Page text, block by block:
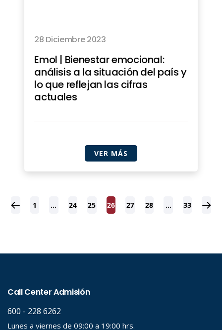
28 Diciembre 2023
Emol | Bienestar emocional:
análisis a la situación del país y
lo que reflejan las cifras
actuales
VER MÁS
1 … 24 25 26 27 28 … 33